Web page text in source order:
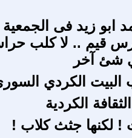
زيد فى الجمعية
قيم .. لا كلب
شئ آخر
البيت الكردي
الكردية
! لكنها جثث كلاب !